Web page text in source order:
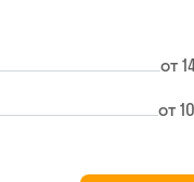
от
от